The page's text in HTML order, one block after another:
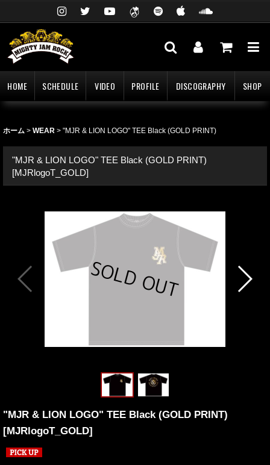
HOME SCHEDULE VIDEO PROFILE DISCOGRAPHY SHOP
ホーム > WEAR > "MJR & LION LOGO" TEE Black (GOLD PRINT)
"MJR & LION LOGO" TEE Black (GOLD PRINT)
[MJRlogoT_GOLD]
"MJR & LION LOGO" TEE Black (GOLD PRINT)
[MJRlogoT_GOLD]